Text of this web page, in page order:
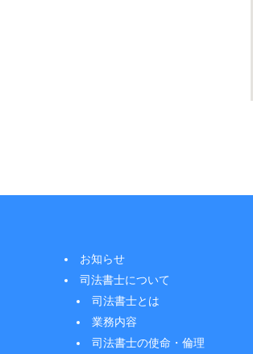
お知らせ
司法書士について
司法書士とは
業務内容
司法書士の使命・倫理